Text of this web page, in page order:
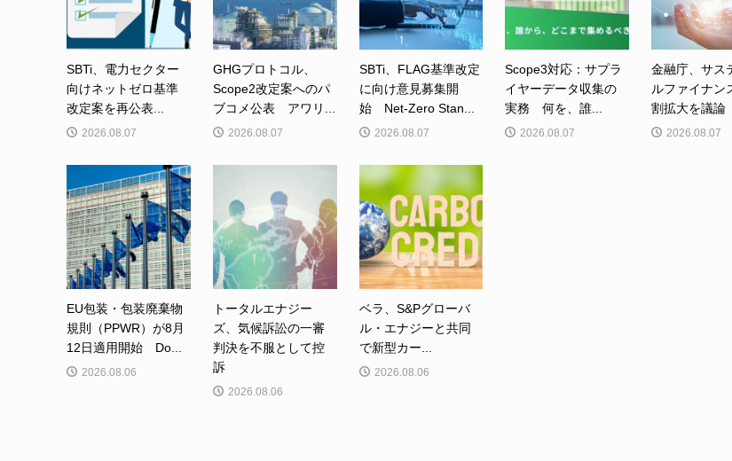
SBTi、電力セクター
向けネットゼロ基準
改定案を再公表...
2026.08.07
GHGプロトコル、
Scope2改定案へのパ
ブコメ公表 アワリ...
2026.08.07
SBTi、FLAG基準改定
に向け意見募集開
始 Net-Zero Stan...
2026.08.07
Scope3対応：サプラ
イヤーデータ収集の
実務 何を、誰...
2026.08.07
金融庁、サス
ルファイナン
割拡大を議
2026.08.07
EU包装・包装廃棄物
規則（PPWR）が8月
12日適用開始 Do...
2026.08.06
トータルエナジー
ズ、気候訴訟の一審
判決を不服として控
訴
2026.08.06
ベラ、S&Pグローバ
ル・エナジーと共同
で新型カー...
2026.08.06